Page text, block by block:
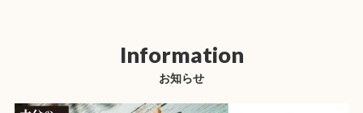
Information
お知らせ